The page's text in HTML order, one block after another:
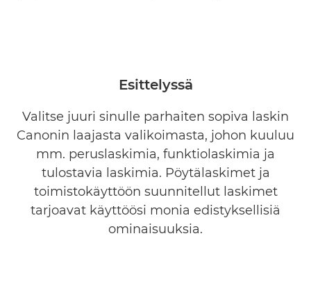
Esittelyssä
Valitse juuri sinulle parhaiten sopiva laskin
Canonin laajasta valikoimasta, johon kuuluu
mm. peruslaskimia, funktiolaskimia ja
tulostavia laskimia. Pöytälaskimet ja
toimistokäyttöön suunnitellut laskimet
tarjoavat käyttöösi monia edistyksellisiä
ominaisuuksia.